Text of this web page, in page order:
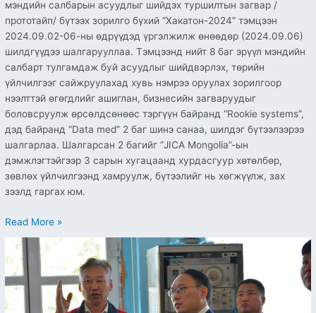
мэндийн салбарын асуудлыг шийдэх туршилтын загвар /
прототайп/ бүтээх зорилго бүхий “Хакатон-2024” тэмцээн
2024.09.02-06-ны өдрүүдэд үргэлжилж өнөөдөр (2024.09.06)
шилдгүүдээ шалгарууллаа. Тэмцээнд нийт 8 баг эрүүл мэндийн
салбарт тулгамдаж буй асуудлыг шийдвэрлэх, төрийн
үйлчилгээг сайжруулахад хувь нэмрээ оруулах зорилгоор
нээлттэй өгөгдлийг ашиглан, бизнесийн загваруудыг
боловсруулж өрсөлдсөнөөс тэргүүн байранд “Rookie systems”,
дэд байранд “Data med” 2 баг шинэ санаа, шилдэг бүтээлээрээ
шалгарлаа. Шалгарсан 2 багийг “JICA Mongolia”-ын
дэмжлэгтэйгээр 3 сарын хугацаанд хурдасгуур хөтөлбөр,
зөвлөх үйлчилгээнд хамруулж, бүтээлийг нь хөгжүүлж, зах
зээлд гаргах юм.
Read More »
“Үндэсний
радиог
тоон
технологид
шилжүүлнэ”